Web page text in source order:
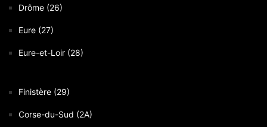
Drôme (26)
Eure (27)
Eure-et-Loir (28)
Finistère (29)
Corse-du-Sud (2A)